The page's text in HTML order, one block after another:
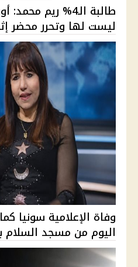
طالبة الـ4% ريم
ليست لها وتحرر محضر
وفاة الإعلامية سونيا
اليوم من مسجد السلام